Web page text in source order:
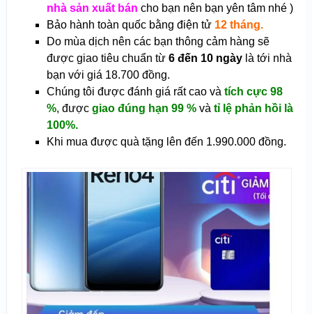
nhà sản xuất bán cho bạn nên bạn yên tâm nhé )
Bảo hành toàn quốc bằng điện tử 12 tháng.
Do mùa dịch nên các bạn thông cảm hàng sẽ
được giao tiêu chuẩn từ6 đến 10 ngàylà tới nhà
bạn với giá 18.700 đồng.
Chúng tôi được đánh giá rất cao và tích cực 98
%, được giao đúng hạn 99 %và tỉ lệ phản hồi là
100%.
Khi mua được quà tặng lên đến 1.990.000 đồng.